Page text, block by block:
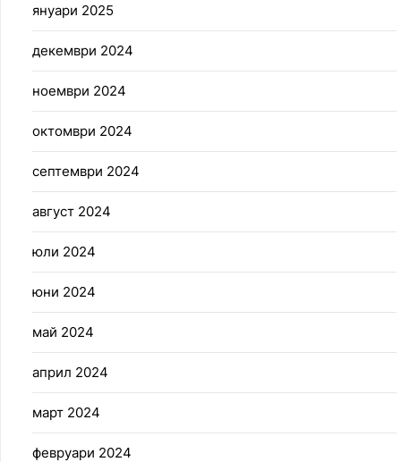
януари 2025
декември 2024
ноември 2024
октомври 2024
септември 2024
август 2024
юли 2024
юни 2024
май 2024
април 2024
март 2024
февруари 2024